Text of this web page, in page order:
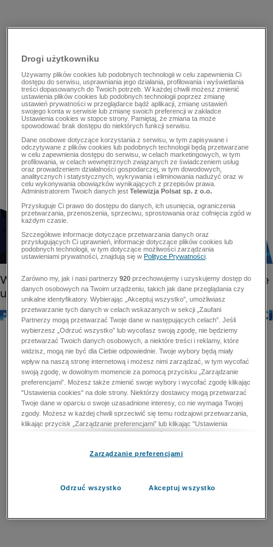
Drogi użytkowniku
Używamy plików cookies lub podobnych technologii w celu zapewnienia Ci
dostępu do serwisu, usprawniania jego działania, profilowania i wyświetlania
treści dopasowanych do Twoich potrzeb. W każdej chwili możesz zmienić
ustawienia plików cookies lub podobnych technologii poprzez zmianę
ustawień prywatności w przeglądarce bądź aplikacji, zmianę ustawień
swojego konta w serwisie lub zmianę swoich preferencji w zakładce
Ustawienia cookies w stopce strony. Pamiętaj, że zmiana ta może
spowodować brak dostępu do niektórych funkcji serwisu.
Dane osobowe dotyczące korzystania z serwisu, w tym zapisywane i
odczytywane z plików cookies lub podobnych technologii będą przetwarzane
w celu zapewnienia dostępu do serwisu, w celach marketingowych, w tym
profilowania, w celach wewnętrznych związanych ze świadczeniem usług
oraz prowadzeniem działalności gospodarczej, w tym dowodowych,
analitycznych i statystycznych, wykrywania i eliminowania nadużyć oraz w
celu wykonywania obowiązków wynikających z przepisów prawa.
Administratorem Twoich danych jestTelewizja Polsat sp. z o.o.
Przysługuje Ci prawo do dostępu do danych, ich usunięcia, ograniczenia
przetwarzania, przenoszenia, sprzeciwu, sprostowania oraz cofnięcia zgód w
każdym czasie.
Szczegółowe informacje dotyczące przetwarzania danych oraz
przysługujących Ci uprawnień, informacje dotyczące plików cookies lub
podobnych technologii, w tym dotyczące możliwości zarządzania
ustawieniami prywatności, znajdują się wPolityce Prywatności
Zarówno my, jak i nasi partnerzy920 przechowujemy i uzyskujemy dostęp do
danych osobowych na Twoim urządzeniu, takich jak dane przeglądania czy
unikalne identyfikatory. Wybierając „Akceptuj wszystko”, umożliwiasz
przetwarzanie tych danych w celach wskazanych w sekcji „Zaufani
Partnerzy mogą przetwarzać Twoje dane w następujących celach”. Jeśli
wybierzesz „Odrzuć wszystko” lub wycofasz swoją zgodę, nie będziemy
przetwarzać Twoich danych osobowych, a niektóre treści i reklamy, które
widzisz, mogą nie być dla Ciebie odpowiednie. Twoje wybory będą miały
wpływ na naszą stronę internetową i możesz nimi zarządzać, w tym wycofać
swoją zgodę, w dowolnym momencie za pomocą przycisku „Zarządzanie
preferencjami”. Możesz także zmienić swoje wybory i wycofać zgodę klikając
"Ustawienia cookies" na dole strony. Niektórzy dostawcy mogą przetwarzać
Twoje dane w oparciu o swoje uzasadnione interesy, co nie wymaga Twojej
zgody. Możesz w każdej chwili sprzeciwić się temu rodzajowi przetwarzania,
klikając przycisk „Zarządzanie preferencjami” lub klikając "Ustawienia
cookies" na dole strony. Nie możesz sprzeciwić się przetwarzaniu przez
zapobiegania oszustwom i naprawiania błędów, a w tym celu mogą zostać
przetwarzaniu danych osobowych w celu dostarczania i prezentacji reklam i
Zarządzanie preferencjami
Odrzuć wszystko Akceptuj wszystko